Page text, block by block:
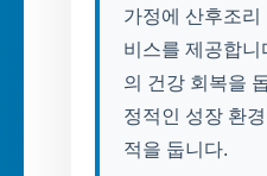
가정에 산후조리
비스를 제공합니
의 건강 회복을
정적인 성장 환
적을 둡니다.